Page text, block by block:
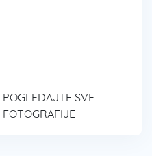
POGLEDAJTE SVE
FOTOGRAFIJE